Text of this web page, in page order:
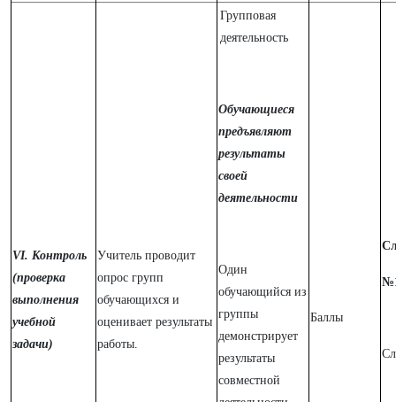
VI. Контроль
(проверка
выполнения
учебной
задачи)
Учитель проводит
опрос групп
обучающихся и
оценивает результаты
работы.
Групповая
деятельность
Обучающиеся
предъявляют
результаты
своей
деятельности
Один
обучающийся из
группы
демонстрирует
результаты
совместной
Баллы